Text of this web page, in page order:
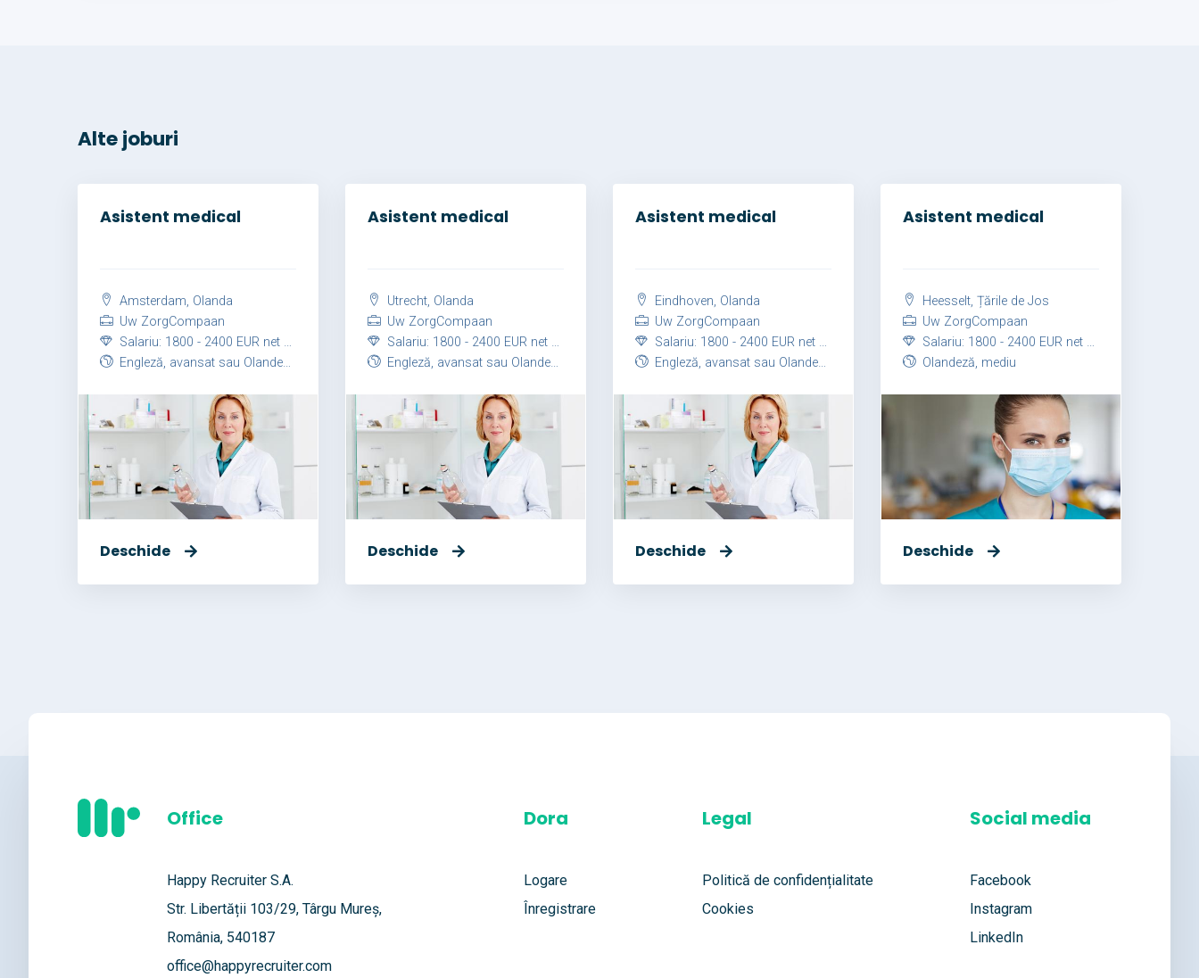
Alte joburi
Asistent medical
Amsterdam, Olanda
Uw ZorgCompaan
Salariu: 1800 - 2400 EUR net / lună
Engleză, avansat sau Olandeză, avansat
Deschide
Asistent medical
Utrecht, Olanda
Uw ZorgCompaan
Salariu: 1800 - 2400 EUR net / lună
Engleză, avansat sau Olandeză, avansat
Deschide
Asistent medical
Eindhoven, Olanda
Uw ZorgCompaan
Salariu: 1800 - 2400 EUR net / lună
Engleză, avansat sau Olandeză, avansat
Deschide
Asistent medical
Heesselt, Țările de Jos
Uw ZorgCompaan
Salariu: 1800 - 2400 EUR net / lună
Olandeză, mediu
Deschide
Office
Happy Recruiter S.A.
Str. Libertății 103/29, Târgu Mureș,
România, 540187
office@happyrecruiter.com
Dora
Logare
Înregistrare
Legal
Politică de confidențialitate
Cookies
Social media
Facebook
Instagram
LinkedIn